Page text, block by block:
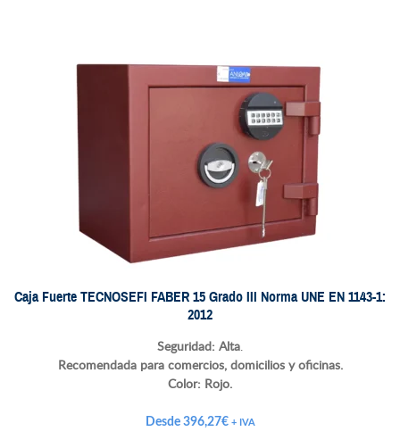
Caja Fuerte TECNOSEFI FABER 15 Grado III Norma UNE EN 1143-1:
2012
Seguridad: Alta
Recomendada para comercios, domicilios y oficinas.
Color: Rojo.
Desde396,27€ + IVA